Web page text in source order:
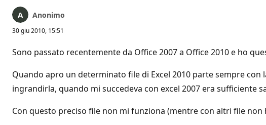
Anonimo
30 giu 2010, 15:51
Sono passato recentemente da Office 2007 a Office 2010 e ho
Quando apro un determinato file di Excel 2010 parte sempre
ingrandirla, quando mi succedeva con excel 2007 era sufficiente
Con questo preciso file non mi funziona (mentre con altri file